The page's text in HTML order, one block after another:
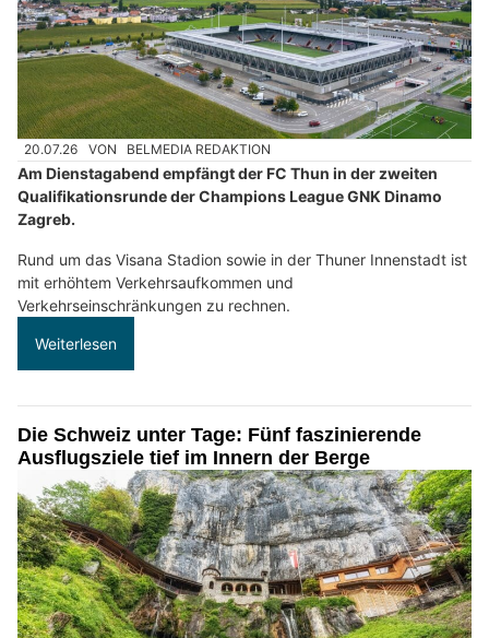
20.07.26 VON BELMEDIA REDAKTION
Am Dienstagabend empfängt der FC Thun in der zweiten
Qualifikationsrunde der Champions League GNK Dinamo
Zagreb.
Rund um das Visana Stadion sowie in der Thuner Innenstadt ist
mit erhöhtem Verkehrsaufkommen und
Verkehrseinschränkungen zu rechnen.
Weiterlesen
Die Schweiz unter Tage: Fünf faszinierende
Ausflugsziele tief im Innern der Berge